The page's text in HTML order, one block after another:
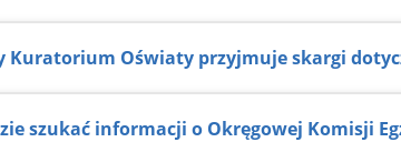
Kuratorium Oświaty przyjmuje skargi
szukać informacji o Okręgowej Komisji